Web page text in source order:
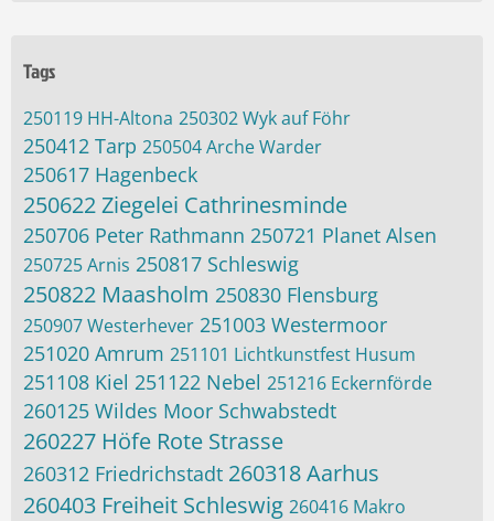
Tags
250119 HH-Altona 250302 Wyk auf Föhr
250412 Tarp 250504 Arche Warder
250617 Hagenbeck
250622 Ziegelei Cathrinesminde
250706 Peter Rathmann 250721 Planet Alsen
250725 Arnis 250817 Schleswig
250822 Maasholm 250830 Flensburg
250907 Westerhever 251003 Westermoor
251020 Amrum 251101 Lichtkunstfest Husum
251108 Kiel 251122 Nebel 251216 Eckernförde
260125 Wildes Moor Schwabstedt
260227 Höfe Rote Strasse
260312 Friedrichstadt 260318 Aarhus
260403 Freiheit Schleswig 260416 Makro